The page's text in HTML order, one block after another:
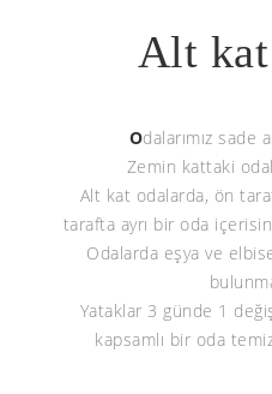
Alt
Odalarımız sade
Zemin kattaki
Alt kat odalarda, ön
tarafta ayrı bir oda
Odalarda eşya ve
Yataklar 3 günde 1
kapsamlı bir oda